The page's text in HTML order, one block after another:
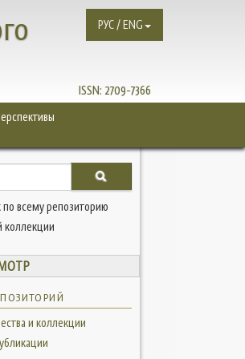
ISSN: 2709-7366
РУС / ENG
по всему репозиторию
коллекции
и коллекции